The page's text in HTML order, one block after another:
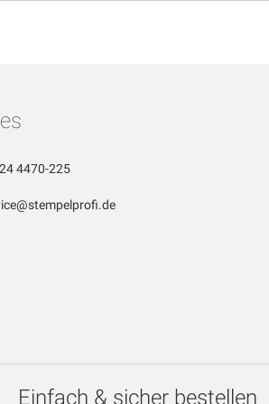
4470-225
Einfach & sicher bestellen